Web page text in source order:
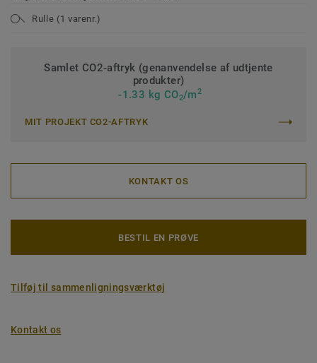
Rulle (1 varenr.)
Samlet CO2-aftryk (genanvendelse af udtjente
produkter)
-1.33 kg CO2/m2
MIT PROJEKT CO2-AFTRYK
KONTAKT OS
BESTIL EN PRØVE
Tilføj til sammenligningsværktøj
Kontakt os